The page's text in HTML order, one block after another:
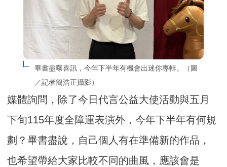
畢書盡曝喜訊，今年下半年有機會出迷你專輯。（圖
／記者簡浩正攝影）
媒體詢問，除了今日代言公益大使活動與五月
下旬115年度全障運表演外，今年下半年有何規
劃？畢書盡說，自己個人有在準備新的作品，
也希望帶給大家比較不同的曲風，應該會是